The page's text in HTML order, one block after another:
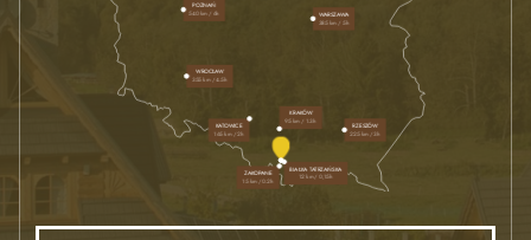
WARSZAWA
385 km / 5h
KRAKÓW
95 km / 1.3h
WROCŁAW
355 km / 4.5h
POZNAŃ
540 km / 6h
RZESZÓW
225 km / 3h
KATOWICE
165 km / 2h
ZAKOPANE
15 km / 0.2h
BIAŁKA TATRZAŃSKA
12 km / 0,15h